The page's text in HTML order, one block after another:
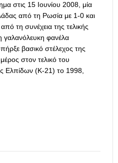
στις 15 Ιουνίου 2008, μία
από τη Ρωσία με 1-0 και
τη συνέχεια της τελικής
φανέλα
βασικό στέλεχος της
στον τελικό του
Ελπίδων (Κ-21) το 1998,